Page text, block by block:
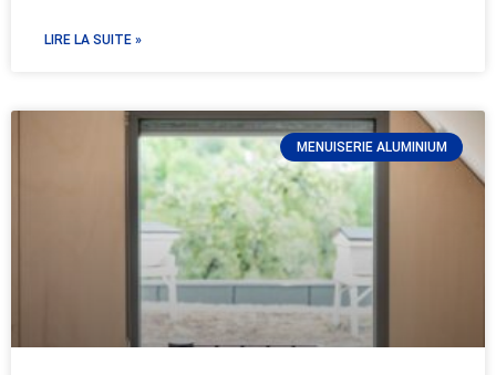
LIRE LA SUITE »
MENUISERIE ALUMINIUM